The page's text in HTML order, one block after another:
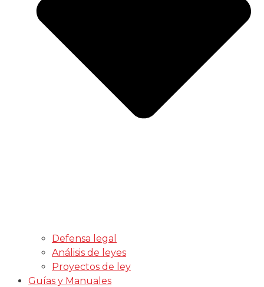
Defensa legal
Análisis de leyes
Proyectos de ley
Guías y Manuales